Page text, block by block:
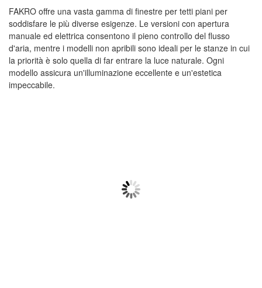
FAKRO offre una vasta gamma di finestre per tetti piani per
soddisfare le più diverse esigenze. Le versioni con apertura
manuale ed elettrica consentono il pieno controllo del flusso
d'aria, mentre i modelli non apribili sono ideali per le stanze in cui
la priorità è solo quella di far entrare la luce naturale. Ogni
modello assicura un'illuminazione eccellente e un'estetica
impeccabile.